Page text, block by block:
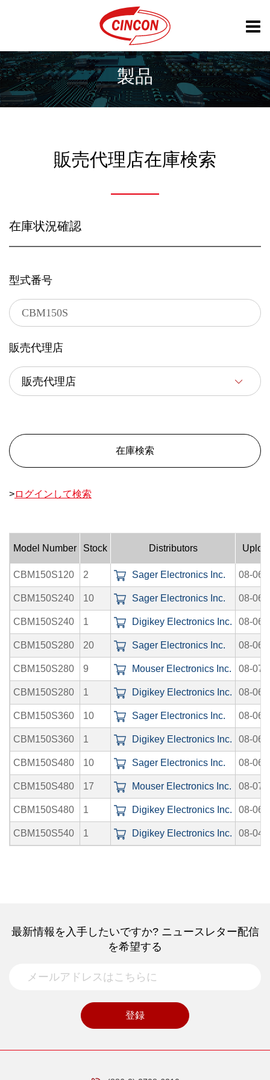
製品
販売代理店在庫検索
在庫状況確認
型式番号
販売代理店
在庫検索
>ログインして検索
Model Number Stock Distributors
CBM150S120 2 Sager Electronics Inc. 08-06-
CBM150S240 10 Sager Electronics Inc. 08-06-
CBM150S240 1 Digikey Electronics Inc. 08-06-
CBM150S280 20 Sager Electronics Inc. 08-06-
CBM150S280 9 Mouser Electronics Inc. 08-07-
CBM150S280 1 Digikey Electronics Inc. 08-06-
CBM150S360 10 Sager Electronics Inc. 08-06-
CBM150S360 1 Digikey Electronics Inc. 08-06-
CBM150S480 10 Sager Electronics Inc. 08-06-
CBM150S480 17 Mouser Electronics Inc. 08-07-
CBM150S480 1 Digikey Electronics Inc. 08-06-
CBM150S540 1 Digikey Electronics Inc. 08-04-
最新情報を入手したいですか? ニュースレター配信
を希望する
登録